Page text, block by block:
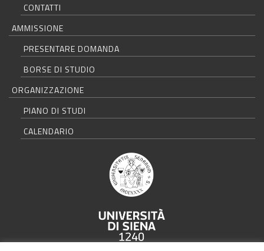
CONTATTI
AMMISSIONE
PRESENTARE DOMANDA
BORSE DI STUDIO
ORGANIZZAZIONE
PIANO DI STUDI
CALENDARIO